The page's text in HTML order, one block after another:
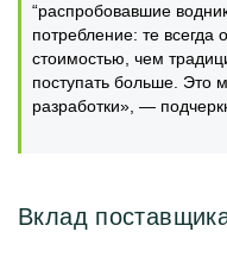
“распробовавшие
потребление: те всегда
стоимостью, чем
поступать больше. Это
разработки», —
Вклад